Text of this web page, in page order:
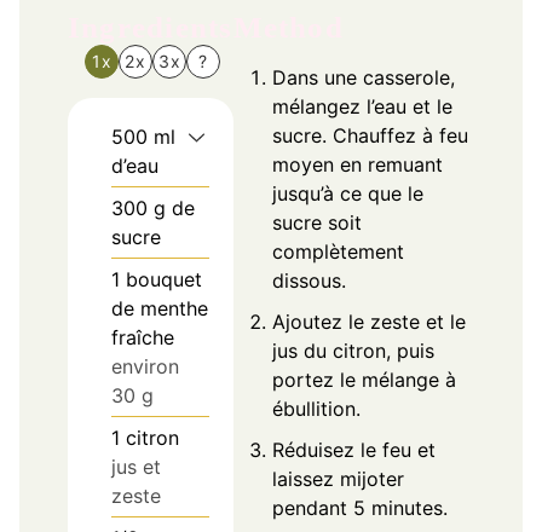
1x 2x 3x ?
500 ml
d’eau
300 g de
sucre
1 bouquet
de menthe
fraîche
environ
30 g
1 citron
jus et
zeste
Dans une casserole,
mélangez l’eau et le
sucre. Chauffez à feu
moyen en remuant
jusqu’à ce que le
sucre soit
complètement
dissous.
Ajoutez le zeste et le
jus du citron, puis
portez le mélange à
ébullition.
Réduisez le feu et
laissez mijoter
pendant 5 minutes.